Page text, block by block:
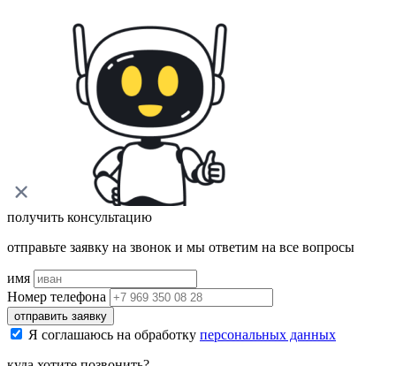
получить консультацию
отправьте заявку на звонок и мы ответим на все вопросы
имя
Номер телефона
отправить заявку
Я соглашаюсь на обработку персональных данных